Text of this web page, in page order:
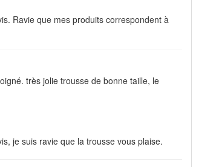
Ravie que mes produits correspondent à
très jolie trousse de bonne taille, le
je suis ravie que la trousse vous plaise.